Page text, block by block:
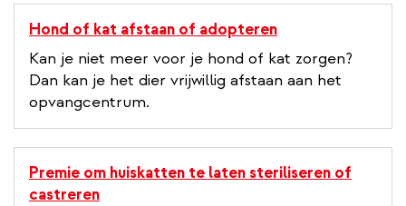
Hond of kat afstaan of adopteren
Kan je niet meer voor je hond of kat zorgen?
Dan kan je het dier vrijwillig afstaan aan het
opvangcentrum.
Premie om huiskatten te laten steriliseren of
castreren